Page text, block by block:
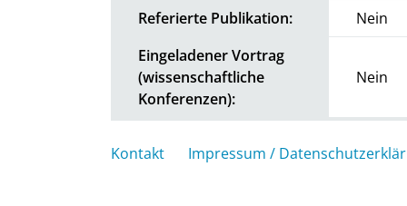
Referierte Publikation:
Nein
Eingeladener Vortrag
(wissenschaftliche
Konferenzen):
Nein
Kontakt Impressum /